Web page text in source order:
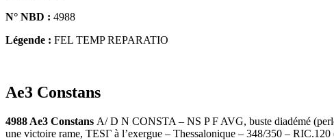
N° NBD : 4988
Légende : FEL TEMP REPARATIO
Ae3 Constans
4988 Ae3 Constans A/ D N CONSTA – NS P F AVG, buste diadémé
une victoire rame, TESΓ à l’exergue – Thessalonique – 348/350 –